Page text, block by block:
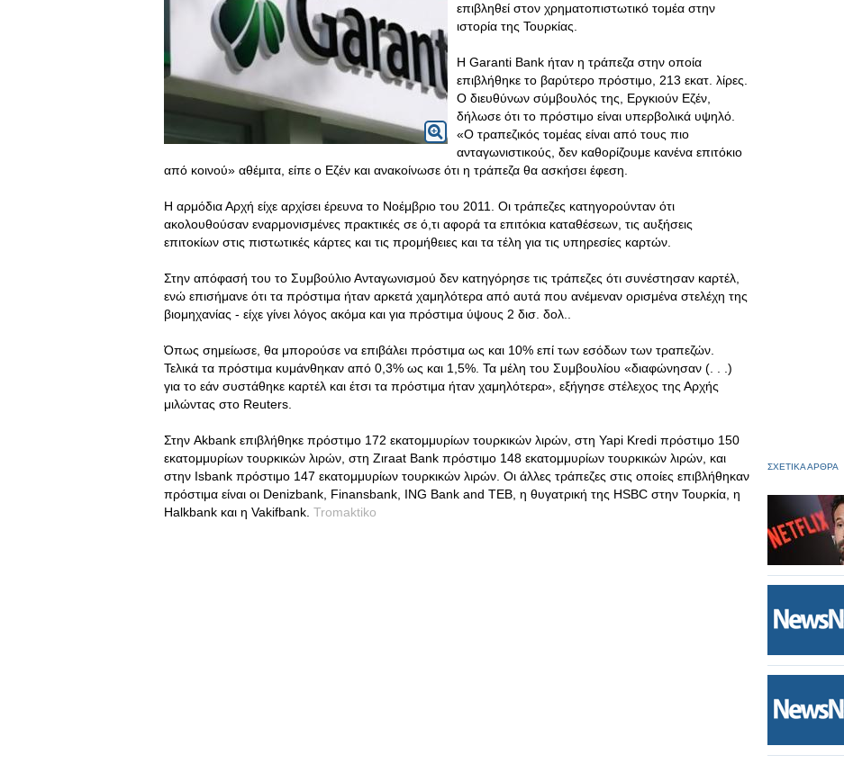
επιβληθεί στον χρηματοπιστωτικό τομέα στην
ιστορία της Τουρκίας.
Η Garanti Bank ήταν η τράπεζα στην οποία
επιβλήθηκε το βαρύτερο πρόστιμο, 213 εκατ. λίρες.
Ο διευθύνων σύμβουλός της, Εργκιούν Εζέν,
δήλωσε ότι το πρόστιμο είναι υπερβολικά υψηλό.
«Ο τραπεζικός τομέας είναι από τους πιο
ανταγωνιστικούς, δεν καθορίζουμε κανένα επιτόκιο
από κοινού» αθέμιτα, είπε ο Εζέν και ανακοίνωσε ότι η τράπεζα θα ασκήσει έφεση.
Η αρμόδια Αρχή είχε αρχίσει έρευνα το Νοέμβριο του 2011. Οι τράπεζες κατηγορούνταν ότι
ακολουθούσαν εναρμονισμένες πρακτικές σε ό,τι αφορά τα επιτόκια καταθέσεων, τις αυξήσεις
επιτοκίων στις πιστωτικές κάρτες και τις προμήθειες και τα τέλη για τις υπηρεσίες καρτών.
Στην απόφασή του το Συμβούλιο Ανταγωνισμού δεν κατηγόρησε τις τράπεζες ότι συνέστησαν καρτέλ,
ενώ επισήμανε ότι τα πρόστιμα ήταν αρκετά χαμηλότερα από αυτά που ανέμεναν ορισμένα στελέχη της
βιομηχανίας - είχε γίνει λόγος ακόμα και για πρόστιμα ύψους 2 δισ. δολ..
Όπως σημείωσε, θα μπορούσε να επιβάλει πρόστιμα ως και 10% επί των εσόδων των τραπεζών.
Τελικά τα πρόστιμα κυμάνθηκαν από 0,3% ως και 1,5%. Τα μέλη του Συμβουλίου «διαφώνησαν (. . .)
για το εάν συστάθηκε καρτέλ και έτσι τα πρόστιμα ήταν χαμηλότερα», εξήγησε στέλεχος της Αρχής
μιλώντας στο Reuters.
Στην Akbank επιβλήθηκε πρόστιμο 172 εκατομμυρίων τουρκικών λιρών, στη Yapi Kredi πρόστιμο 150
εκατομμυρίων τουρκικών λιρών, στη Ζιraat Βank πρόστιμο 148 εκατομμυρίων τουρκικών λιρών, και
στην Isbank πρόστιμο 147 εκατομμυρίων τουρκικών λιρών. Οι άλλες τράπεζες στις οποίες επιβλήθηκαν
πρόστιμα είναι οι Denizbank, Finansbank, ING Bank and TEB, η θυγατρική της HSBC στην Τουρκία, η
Halkbank και η Vakifbank. Tromaktiko
ΣΧΕΤΙΚΑ ΑΡΘΡΑ